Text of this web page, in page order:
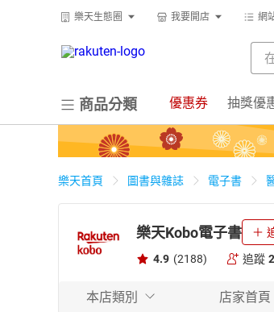
樂天生態圈 我要開店 網
商品分類 優惠券 抽獎優
樂天首頁 圖書與雜誌 電子書
樂天Kobo電子書
4.9 (2188) 追蹤
本店類別 店家首頁